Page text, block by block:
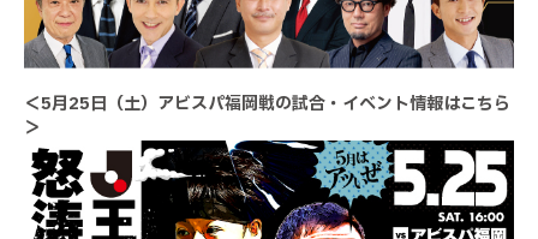
＜5月25日（土）アビスパ福岡戦の試合・イベント情報はこちら
＞